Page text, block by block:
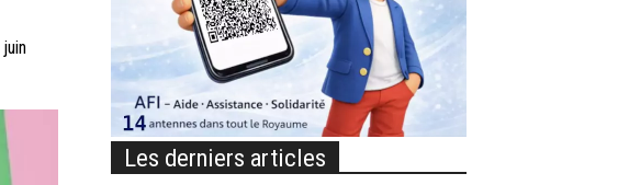
Les derniers articles